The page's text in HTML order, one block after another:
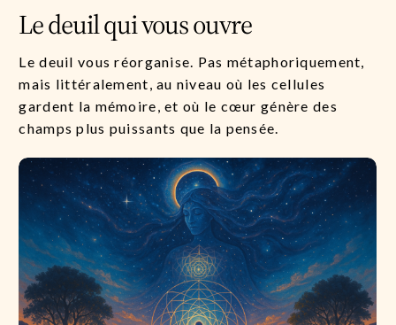
Le deuil qui vous ouvre
Le deuil vous réorganise. Pas métaphoriquement,
mais littéralement, au niveau où les cellules
gardent la mémoire, et où le cœur génère des
champs plus puissants que la pensée.